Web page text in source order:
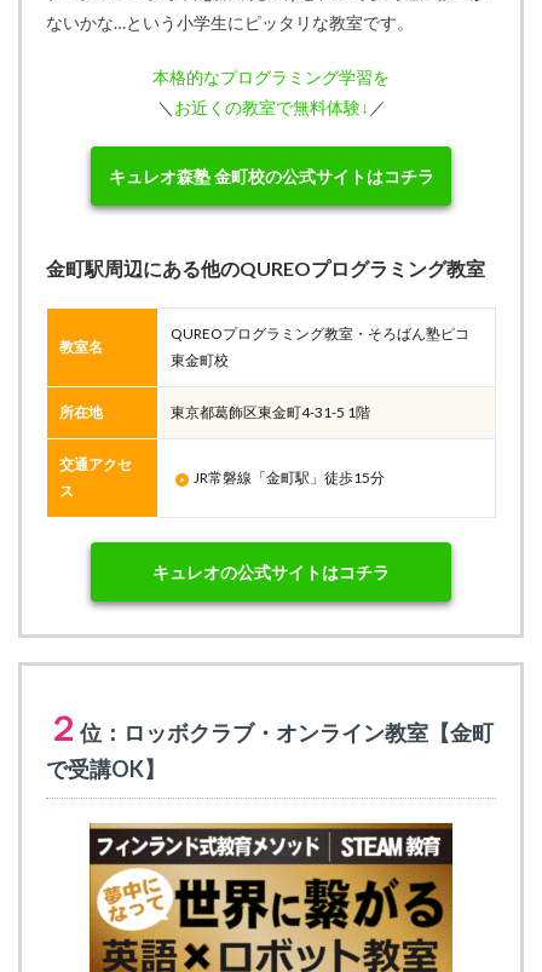
ないかな…という小学生にピッタリな教室です。
本格的なプログラミング学習を
＼ お近くの教室で無料体験↓ ／
キュレオ森塾 金町校の公式サイトはコチラ
金町駅周辺にある他のQUREOプログラミング教室
教室名
QUREOプログラミング教室・そろばん塾ピコ
東金町校
所在地 東京都葛飾区東金町4-31-5 1階
交通アクセ
ス
JR常磐線「金町駅」徒歩15分
キュレオの公式サイトはコチラ
２ 位：ロッボクラブ・オンライン教室【金町
で受講OK】